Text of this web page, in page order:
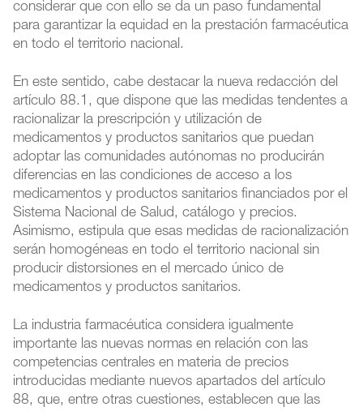
considerar que con ello se da un paso fundamental
para garantizar la equidad en la prestación farmacéutica
en todo el territorio nacional.
En este sentido, cabe destacar la nueva redacción del
artículo 88.1, que dispone que las medidas tendentes a
racionalizar la prescripción y utilización de
medicamentos y productos sanitarios que puedan
adoptar las comunidades autónomas no producirán
diferencias en las condiciones de acceso a los
medicamentos y productos sanitarios financiados por el
Sistema Nacional de Salud, catálogo y precios.
Asimismo, estipula que esas medidas de racionalización
serán homogéneas en todo el territorio nacional sin
producir distorsiones en el mercado único de
medicamentos y productos sanitarios.
La industria farmacéutica considera igualmente
importante las nuevas normas en relación con las
competencias centrales en materia de precios
introducidas mediante nuevos apartados del artículo
88, que, entre otras cuestiones, establecen que las